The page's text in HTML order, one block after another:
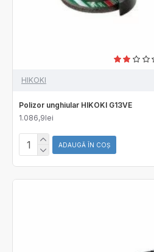
HIKOKI
Polizor unghiular HIKOKI G13VE
1.086,9lei
ADAUGĂ ÎN COŞ